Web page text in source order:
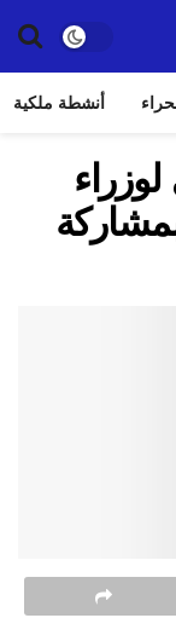
أنشطة ملكية
بمشاركة